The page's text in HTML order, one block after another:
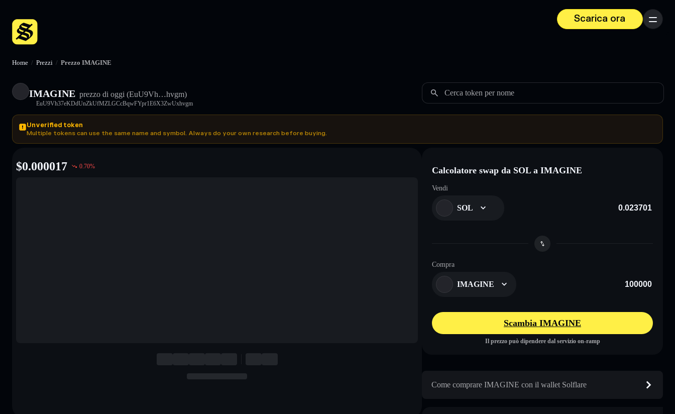
Scarica ora
Menu
Home / Prezzi / Prezzo IMAGINE
IMAGINE prezzo di oggi (EuU9Vh…hvgm)
EuU9Vh37eKDdUnZkUfMZLGCcBqwFYpr1E6X3ZwUxhvgm
Cerca token per nome
Unverified token
Multiple tokens can use the same name and symbol. Always do your own research before buying.
$0.000017 0.70% Calcolatore swap da SOL a IMAGINE
Vendi
SOL
Compra
IMAGINE
Scambia IMAGINE
Il prezzo può dipendere dal servizio on-ramp
Come comprare IMAGINE con il wallet Solflare